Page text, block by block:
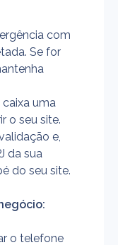
com
Se for
caixa uma
o seu site.
e,
da sua
do seu site.
o telefone